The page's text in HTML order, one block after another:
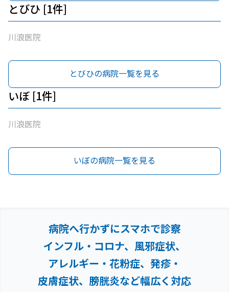
とびひ [1件]
川浪医院
とびひの病院一覧を見る
いぼ [1件]
川浪医院
いぼの病院一覧を見る
病院へ行かずにスマホで診察
インフル・コロナ、風邪症状、
アレルギー・花粉症、 発疹・
皮膚症状、膀胱炎など幅広く対応